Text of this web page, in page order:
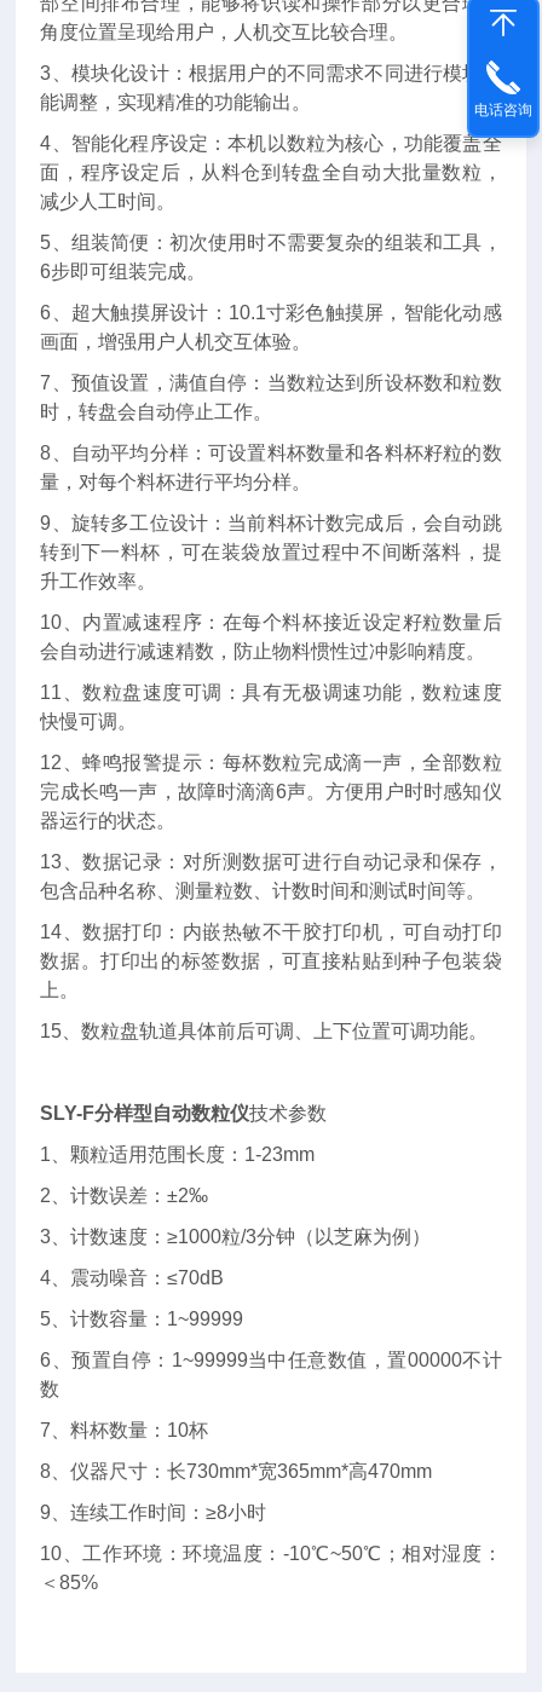
角度位置呈现给用户，人机交互比较合理。
3、模块化设计：根据用户的不同需求不同进行模块功
能调整，实现精准的功能输出。
4、智能化程序设定：本机以数粒为核心，功能覆盖全
面，程序设定后，从料仓到转盘全自动大批量数粒，
减少人工时间。
5、组装简便：初次使用时不需要复杂的组装和工具，
6步即可组装完成。
6、超大触摸屏设计：10.1寸彩色触摸屏，智能化动感
画面，增强用户人机交互体验。
7、预值设置，满值自停：当数粒达到所设杯数和粒数
时，转盘会自动停止工作。
8、自动平均分样：可设置料杯数量和各料杯籽粒的数
量，对每个料杯进行平均分样。
9、旋转多工位设计：当前料杯计数完成后，会自动跳
转到下一料杯，可在装袋放置过程中不间断落料，提
升工作效率。
10、内置减速程序：在每个料杯接近设定籽粒数量后
会自动进行减速精数，防止物料惯性过冲影响精度。
11、数粒盘速度可调：具有无极调速功能，数粒速度
快慢可调。
12、蜂鸣报警提示：每杯数粒完成滴一声，全部数粒
完成长鸣一声，故障时滴滴6声。方便用户时时感知仪
器运行的状态。
13、数据记录：对所测数据可进行自动记录和保存，
包含品种名称、测量粒数、计数时间和测试时间等。
14、数据打印：内嵌热敏不干胶打印机，可自动打印
数据。打印出的标签数据，可直接粘贴到种子包装袋
上。
15、数粒盘轨道具体前后可调、上下位置可调功能。
SLY-F分样型自动数粒仪技术参数
1、颗粒适用范围长度：1-23mm
2、计数误差：±2‰
3、计数速度：≥1000粒/3分钟（以芝麻为例）
4、震动噪音：≤70dB
5、计数容量：1~99999
6、预置自停：1~99999当中任意数值，置00000不计
数
7、料杯数量：10杯
8、仪器尺寸：长730mm*宽365mm*高470mm
9、连续工作时间：≥8小时
10、工作环境：环境温度：-10℃~50℃；相对湿度：
＜85%
电话咨询